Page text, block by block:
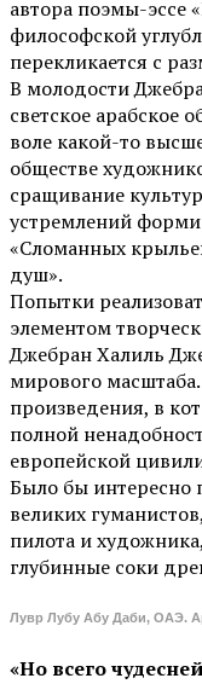
автора поэмы-эссе
философской
перекликается с
В молодости
светское арабское
воле какой-то
обществе
сращивание
устремлений
«Сломанных
душ».
Попытки
элементом
Джебран Халиль
мирового
произведения, в
полной
европейской
Было бы интересно
великих
пилота и
глубинные соки
Лувр Лубу Абу Даби, ОАЭ.
«Но всего